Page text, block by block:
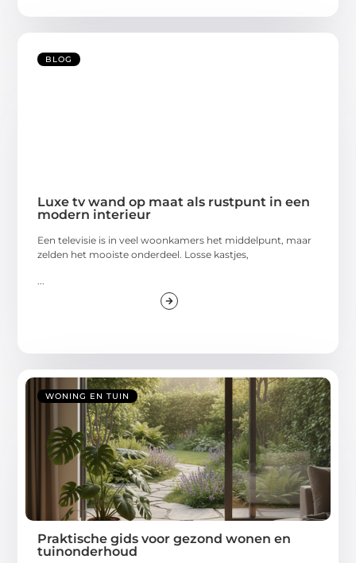
BLOG
Luxe tv wand op maat als rustpunt in een
modern interieur
Een televisie is in veel woonkamers het middelpunt, maar
zelden het mooiste onderdeel. Losse kastjes,
WONING EN TUIN
Praktische gids voor gezond wonen en
tuinonderhoud